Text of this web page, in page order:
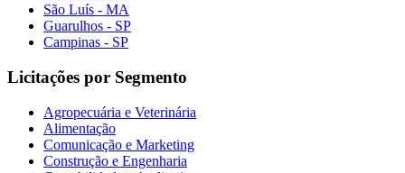
São Luís - MA
Guarulhos - SP
Campinas - SP
Licitações por Segmento
Agropecuária e Veterinária
Alimentação
Comunicação e Marketing
Construção e Engenharia